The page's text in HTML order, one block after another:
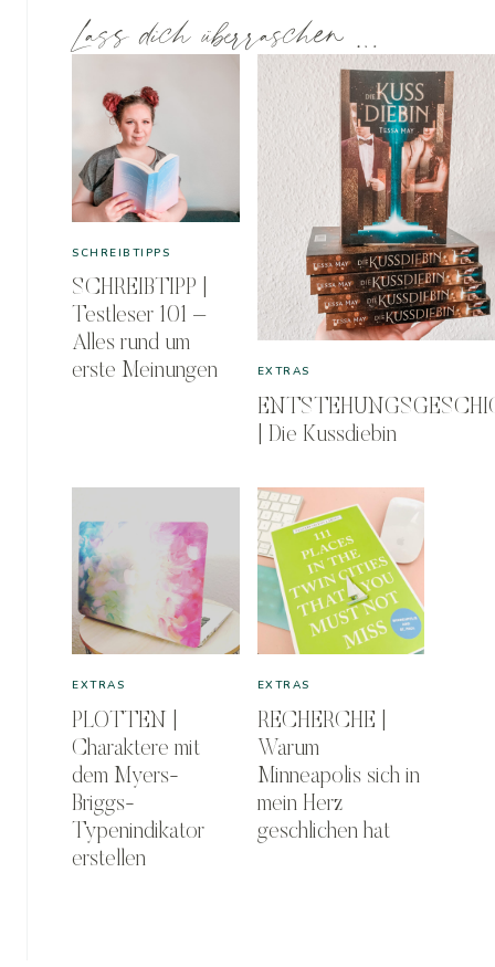
Lass dich überraschen …
SCHREIBTIPPS
SCHREIBTIPP |
Testleser 101 –
Alles rund um
erste Meinungen
EXTRAS
| Die Kussdiebin
EXTRAS
PLOTTEN |
Charaktere mit
dem Myers-
Briggs-
Typenindikator
erstellen
EXTRAS
RECHERCHE |
Warum
Minneapolis sich in
mein Herz
geschlichen hat